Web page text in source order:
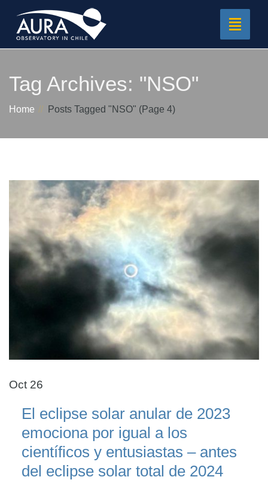
Toggle
Tag Archives: "NSO"
Home Posts Tagged "NSO" (Page 4)
Oct 26
El eclipse solar anular de 2023
emociona por igual a los
científicos y entusiastas – antes
del eclipse solar total de 2024